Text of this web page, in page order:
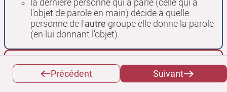
la dernière personne qui a parlé (celle qui a
l'objet de parole en main) décide à quelle
personne de l'autre groupe elle donne la parole
(en lui donnant l'objet).
AttentionPrécédent Suivant